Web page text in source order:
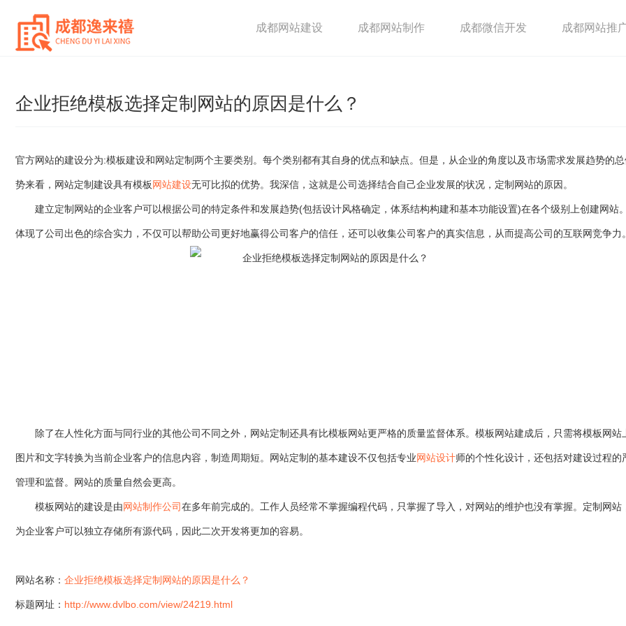
成都网站建设 成都网站制作 成都微信开发 成都网站推
企业拒绝模板选择定制网站的原因是什么？
官方网站的建设分为:模板建设和网站定制两个主要类别。每个类别都有其自身的优点和缺点。但是，从企业的角度以及市场需求发展趋势的总
势来看，网站定制建设具有模板网站建设无可比拟的优势。我深信，这就是公司选择结合自己企业发展的状况，定制网站的原因。
建立定制网站的企业客户可以根据公司的特定条件和发展趋势(包括设计风格确定，体系结构构建和基本功能设置)在各个级别上创建网站
体现了公司出色的综合实力，不仅可以帮助公司更好地赢得公司客户的信任，还可以收集公司客户的真实信息，从而提高公司的互联网竞争力。
除了在人性化方面与同行业的其他公司不同之外，网站定制还具有比模板网站更严格的质量监督体系。模板网站建成后，只需将模板网站
图片和文字转换为当前企业客户的信息内容，制造周期短。网站定制的基本建设不仅包括专业网站设计师的个性化设计，还包括对建设过程的
管理和监督。网站的质量自然会更高。
模板网站的建设是由网站制作公司在多年前完成的。工作人员经常不掌握编程代码，只掌握了导入，对网站的维护也没有掌握。定制网站
为企业客户可以独立存储所有源代码，因此二次开发将更加的容易。
网站名称： 企业拒绝模板选择定制网站的原因是什么？
标题网址： http://www.dvlbo.com/view/24219.html